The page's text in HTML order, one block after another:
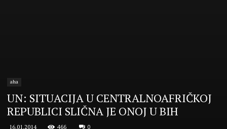
aha
UN: SITUACIJA U CENTRALNOAFRIČKOJ
REPUBLICI SLIČNA JE ONOJ U BIH
16.01.2014 466 0